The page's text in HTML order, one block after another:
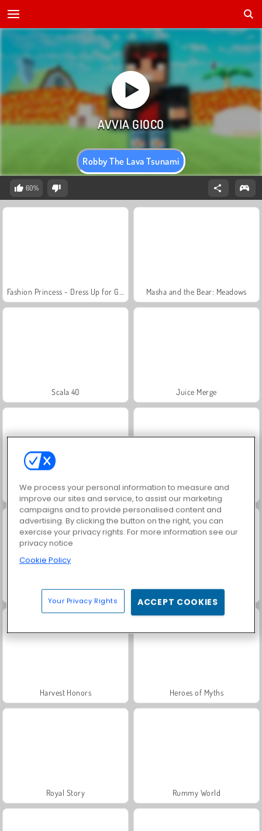
Robby The Lava Tsunami
60%
Masha and the Bear: Meadows
Scala 40 Juice Merge
Jewel Garden Story Farm Merge Valley
Grand Mahjong Connect Solitaire Social
Harvest Honors Heroes of Myths
Royal Story Rummy World
We process your personal information to measure and
improve our sites and service, to assist our marketing
campaigns and to provide personalised content and
advertising. By clicking the button on the right, you can
exercise your privacy rights. For more information see our
privacy notice
Cookie Policy
Your Privacy Rights ACCEPT COOKIES